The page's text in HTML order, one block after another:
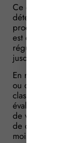
Ce délai peut
détecte une
procédure
est demandé
régulariser son
jusqu’à
En revanche,
ou de
classement,
évaluateur lui-
de visite doit
de classement
mois suivant la